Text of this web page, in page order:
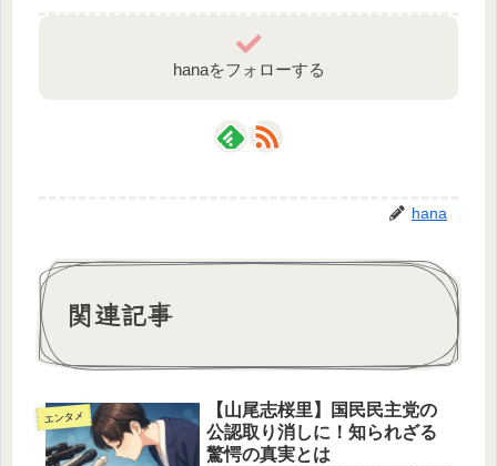
hanaをフォローする
hana
関連記事
エンタメ
【山尾志桜里】国民民主党の
公認取り消しに！知られざる
驚愕の真実とは